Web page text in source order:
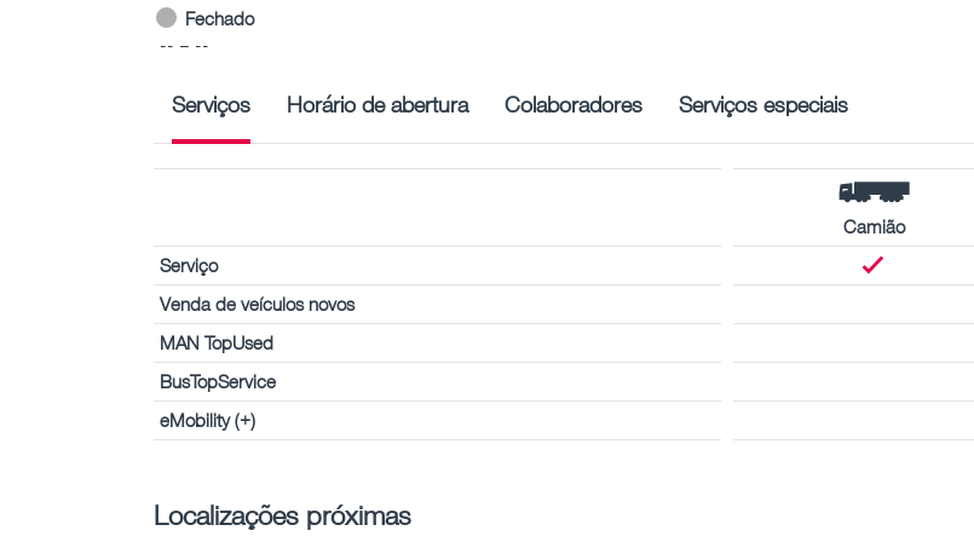
Fechado
-- – --
Serviços Horário de abertura Colaboradores Serviços especiais
Camião
Serviço
Venda de veículos novos
MAN TopUsed
BusTopService
eMobility (+)
Localizações próximas